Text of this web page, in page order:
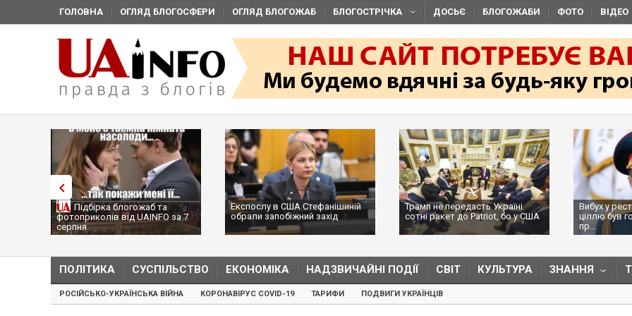
ГОЛОВНА ОГЛЯД БЛОГОСФЕРИ ОГЛЯД БЛОГОЖАБ БЛОГОСТРІЧКА ДОСЬЄ БЛОГОЖАБИ ФОТО ВІДЕО
Підбірка блогожаб та
фотоприколів від UAINFO за 7
серпня
Експослу в США Стефанішиній
обрали запобіжний захід
Трамп не передасть Україні
сотні ракет до Patriot, бо у США
...
Вибух у
ціллю був
пр...
ПОЛІТИКА СУСПІЛЬСТВО ЕКОНОМІКА НАДЗВИЧАЙНІ ПОДІЇ СВІТ КУЛЬТУРА ЗНАННЯ
РОСІЙСЬКО-УКРАЇНСЬКА ВІЙНА КОРОНАВІРУС COVID-19 ТАРИФИ ПОДВИГИ УКРАЇНЦІВ